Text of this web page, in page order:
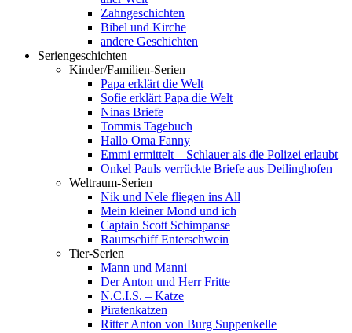
Zahngeschichten
Bibel und Kirche
andere Geschichten
Seriengeschichten
Kinder/Familien-Serien
Papa erklärt die Welt
Sofie erklärt Papa die Welt
Ninas Briefe
Tommis Tagebuch
Hallo Oma Fanny
Emmi ermittelt – Schlauer als die Polizei erlaubt
Onkel Pauls verrückte Briefe aus Deilinghofen
Weltraum-Serien
Nik und Nele fliegen ins All
Mein kleiner Mond und ich
Captain Scott Schimpanse
Raumschiff Enterschwein
Tier-Serien
Mann und Manni
Der Anton und Herr Fritte
N.C.I.S. – Katze
Piratenkatzen
Ritter Anton von Burg Suppenkelle